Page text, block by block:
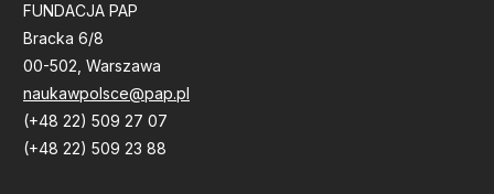
FUNDACJA PAP
Bracka 6/8
00-502, Warszawa
naukawpolsce@pap.pl
(+48 22) 509 27 07
(+48 22) 509 23 88